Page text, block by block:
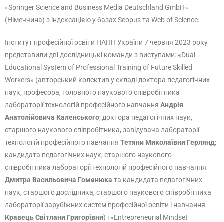
«Springer Science and Business Media Deutschland GmbH»
(Німеччина) з індексацією у базах Scopus та Web of Science.
Інститут професійної освіти НАПН України 7 червня 2023 року
представили дві дослідницькі команди з виступами: «Dual
Educational System of Professional Training of Future Skilled
Workers» (авторський колектив у складі доктора педагогічних
наук, професора, головного наукового співробітника
лабораторії технологій професійного навчання Андрія
Анатолійовича Каленського; доктора педагогічних наук,
старшого наукового співробітника, завідувача лабораторії
технологій професійного навчання Тетяни Миколаївни Герлянд;
кандидата педагогічних наук, старшого наукового
співробітника лабораторії технологій професійного навчання
Дмитра Васильовича Гоменюка та кандидата педагогічних
наук, старшого дослідника, старшого наукового співробітника
лабораторії зарубіжних систем професійної освіти і навчання
Кравець Світлани Григорівни) і «Entrepreneurial Mindset